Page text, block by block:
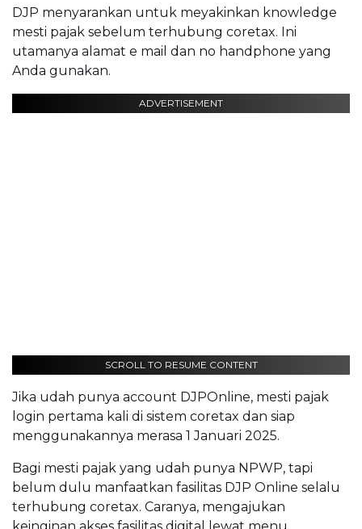
DJP menyarankan untuk meyakinkan knowledge
mesti pajak sebelum terhubung coretax. Ini
utamanya alamat e mail dan no handphone yang
Anda gunakan.
ADVERTISEMENT
SCROLL TO RESUME CONTENT
Jika udah punya account DJPOnline, mesti pajak
login pertama kali di sistem coretax dan siap
menggunakannya merasa 1 Januari 2025.
Bagi mesti pajak yang udah punya NPWP, tapi
belum dulu manfaatkan fasilitas DJP Online selalu
terhubung coretax. Caranya, mengajukan